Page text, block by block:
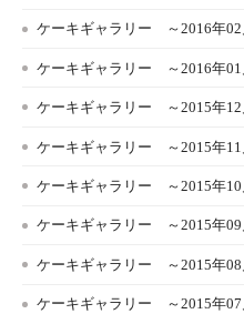
ケーキギャラリー ～2016年02
ケーキギャラリー ～2016年01
ケーキギャラリー ～2015年12
ケーキギャラリー ～2015年11
ケーキギャラリー ～2015年10
ケーキギャラリー ～2015年09
ケーキギャラリー ～2015年08
ケーキギャラリー ～2015年07